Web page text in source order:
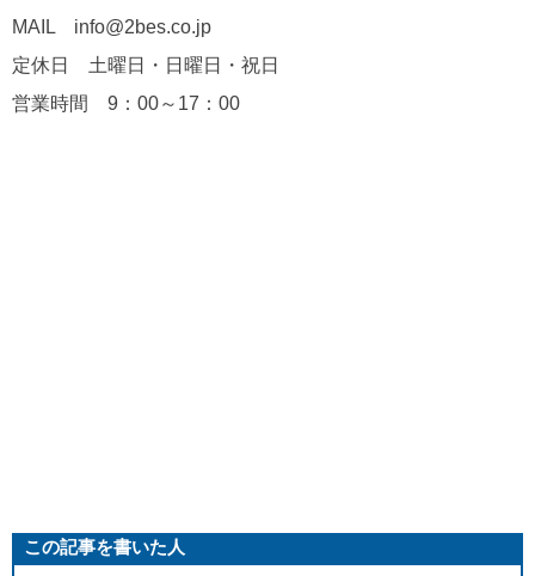
MAIL info@2bes.co.jp
定休日 土曜日・日曜日・祝日
営業時間 9：00～17：00
この記事を書いた人